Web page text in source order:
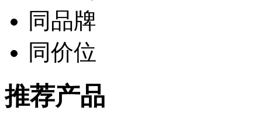
同品牌
同价位
推荐产品